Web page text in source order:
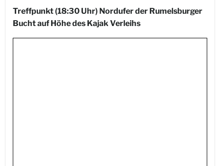
Treffpunkt (18:30 Uhr) Nordufer der Rumelsburger
Bucht auf Höhe des Kajak Verleihs